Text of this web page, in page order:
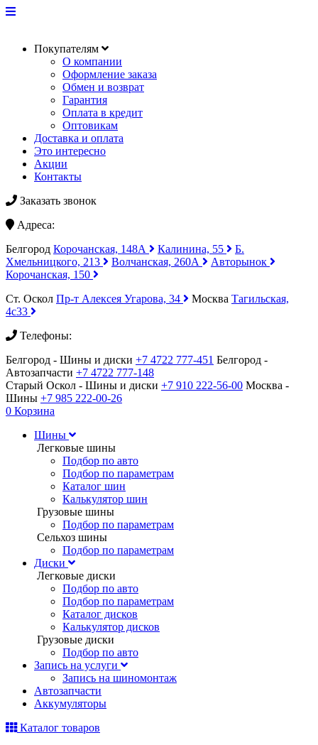
Покупателям
О компании
Оформление заказа
Обмен и возврат
Гарантия
Оплата в кредит
Оптовикам
Доставка и оплата
Это интересно
Акции
Контакты
Заказать звонок
Адреса:
Белгород Корочанская, 148А Калинина, 55
Б.
Хмельницкого, 213
Волчанская, 260А
Авторынок
Корочанская, 150
Ст. Оскол Пр-т Алексея Угарова, 34 Москва Тагильская,
4с33
Телефоны:
Белгород - Шины и диски +7 4722 777-451 Белгород -
Автозапчасти +7 4722 777-148
Старый Оскол - Шины и диски +7 910 222-56-00 Москва -
Шины +7 985 222-00-26
0 Корзина
Шины
Легковые шины
Подбор по авто
Подбор по параметрам
Каталог шин
Калькулятор шин
Грузовые шины
Подбор по параметрам
Сельхоз шины
Подбор по параметрам
Диски
Легковые диски
Подбор по авто
Подбор по параметрам
Каталог дисков
Калькулятор дисков
Грузовые диски
Подбор по авто
Запись на услуги
Запись на шиномонтаж
Автозапчасти
Аккумуляторы
Каталог товаров